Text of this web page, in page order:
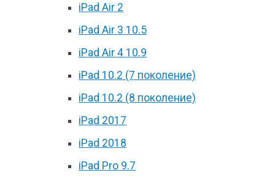
iPad Air 2
iPad Air 3 10.5
iPad Air 4 10.9
iPad 10.2 (7 поколение)
iPad 10.2 (8 поколение)
iPad 2017
iPad 2018
iPad Pro 9.7